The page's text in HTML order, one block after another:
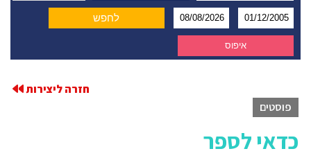
חזרה ליצירות
פוסטים
כדאי לספר